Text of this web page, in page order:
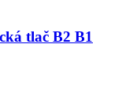
tlač B2 B1